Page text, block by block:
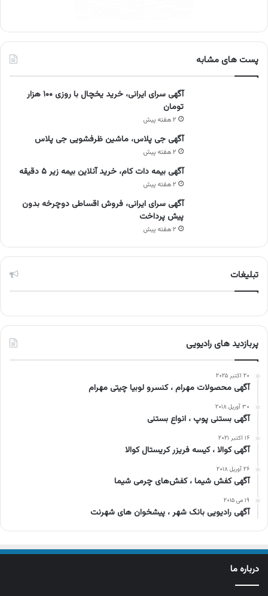
پست های مشابه
آگهی سرای ایرانی، خرید یخچال با روزی ۱۰۰ هزار
تومان
۲ هفته پیش
آگهی جی پلاس، ماشین ظرفشویی جی پلاس
۲ هفته پیش
آگهی بیمه دات کام، خرید آنلاین بیمه زیر ۵ دقیقه
۲ هفته پیش
آگهی سرای ایرانی، فروش اقساطی دوچرخه بدون
پیش پرداخت
۲ هفته پیش
تبلیغات
پربازدید های رادیویی
۲۰ اکتبر ۲۰۲۵
آگهی محصولات مهرام ، کنسرو لوبیا چیتی مهرام
۳۰ آوریل ۲۰۱۸
آگهی بستنی پوپ ، انواع بستنی
۱۶ اکتبر ۲۰۲۱
آگهی کوالا ، کیسه فریزر کریستال کوالا
۲۶ آوریل ۲۰۱۸
آگهی کفش شیما ، کفش‌های چرمی شیما
۱۹ می ۲۰۱۵
آگهی رادیویی بانک شهر ، پیشخوان های شهرنت
درباره ما